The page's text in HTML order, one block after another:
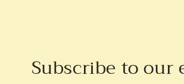
Subscribe to our